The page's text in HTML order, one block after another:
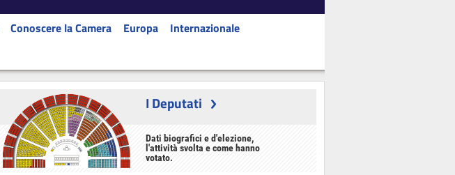
Conoscere la Camera Europa
Internazionale
I Deputati
Dati biografici e d'elezione,
l'attività svolta e come hanno
votato.